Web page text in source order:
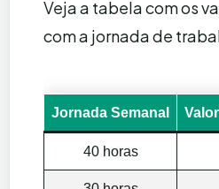
Veja a tabela com os
com a jornada de
Jornada Semanal
40 horas